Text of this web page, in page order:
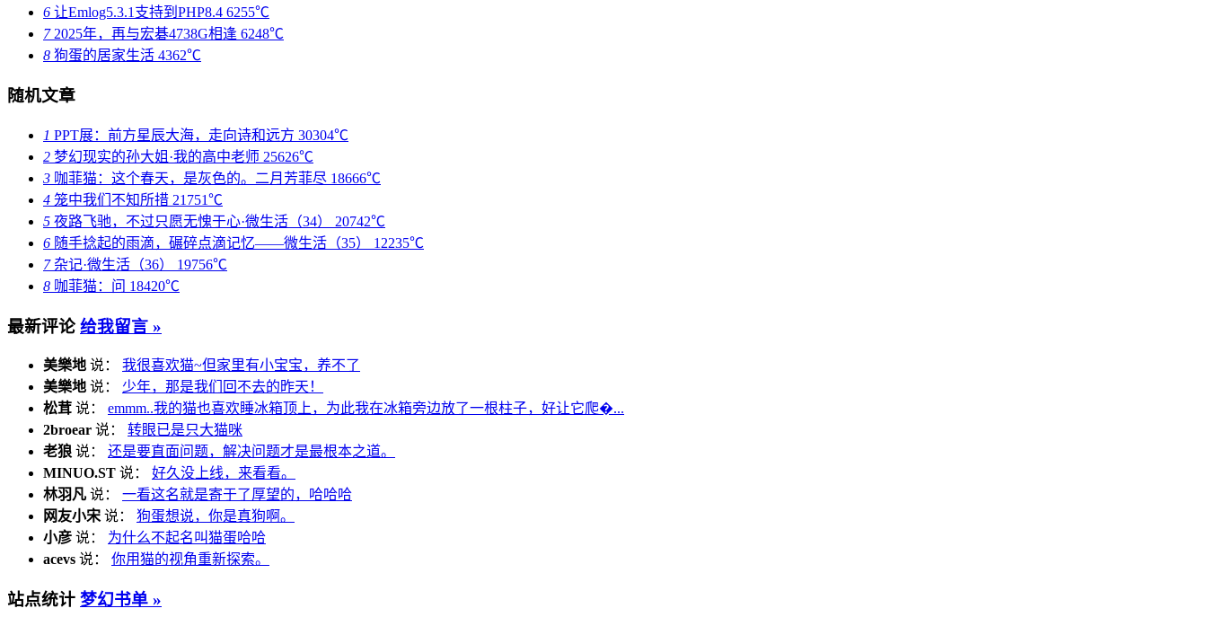
6 让Emlog5.3.1支持到PHP8.4 6255℃
72025年，再与宏碁4738G相逢 6248℃
8 狗蛋的居家生活 4362℃
随机文章
1 PPT展：前方星辰大海，走向诗和远方 30304℃
2 梦幻现实的孙大姐·我的高中老师 25626℃
3 咖菲猫：这个春天，是灰色的。二月芳菲尽 18666℃
4 笼中我们不知所措 21751℃
5 夜路飞驰，不过只愿无愧于心·微生活（34） 20742℃
6 随手捻起的雨滴，碾碎点滴记忆——微生活（35） 12235℃
7杂记·微生活（36） 19756℃
8 咖菲猫：问 18420℃
最新评论 给我留言 »
美樂地 说： 我很喜欢猫~但家里有小宝宝，养不了
美樂地 说： 少年，那是我们回不去的昨天！
松茸 说： emmm..我的猫也喜欢睡冰箱顶上，为此我在冰箱旁边放了一根柱子，好让它爬�...
2broear 说： 转眼已是只大猫咪
老狼 说： 还是要直面问题，解决问题才是最根本之道。
MINUO.ST 说： 好久没上线，来看看。
林羽凡 说： 一看这名就是寄于了厚望的，哈哈哈
网友小宋 说： 狗蛋想说，你是真狗啊。
小彦 说： 为什么不起名叫猫蛋哈哈
acevs 说： 你用猫的视角重新探索。
站点统计 梦幻书单 »